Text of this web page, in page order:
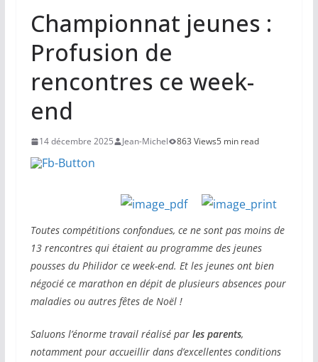
Championnat jeunes :
Profusion de
rencontres ce week-
end
14 décembre 2025 Jean-Michel 863 Views5 min read
Toutes compétitions confondues, ce ne sont pas moins de
13 rencontres qui étaient au programme des jeunes
pousses du Philidor ce week-end. Et les jeunes ont bien
négocié ce marathon en dépit de plusieurs absences pour
maladies ou autres fêtes de Noël !
Saluons l’énorme travail réalisé par les parents,
notamment pour accueillir dans d’excellentes conditions